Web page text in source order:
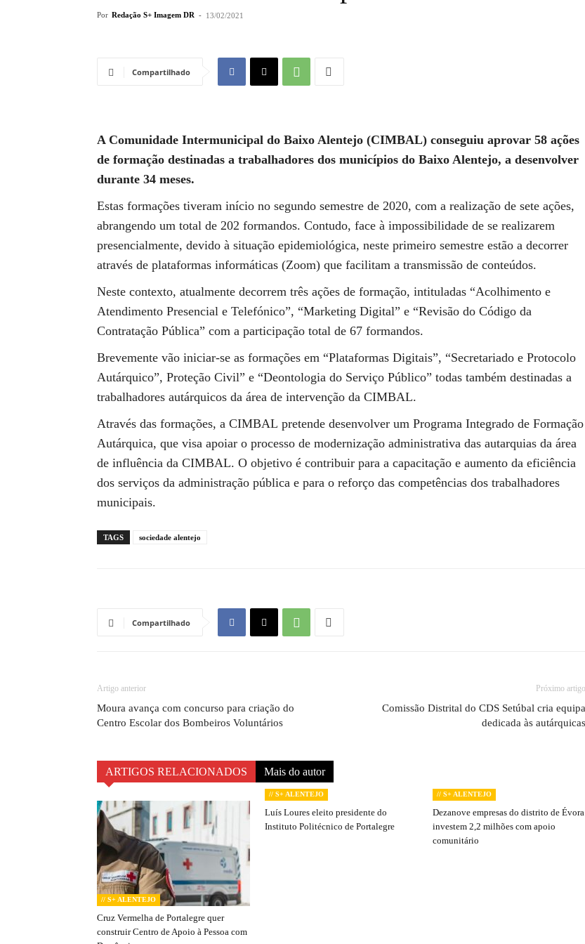
Por Redação S+ Imagem DR - 13/02/2021
Compartilhado
A Comunidade Intermunicipal do Baixo Alentejo (CIMBAL) conseguiu aprovar 58 ações
de formação destinadas a trabalhadores dos municípios do Baixo Alentejo, a desenvolver
durante 34 meses.
Estas formações tiveram início no segundo semestre de 2020, com a realização de sete ações,
abrangendo um total de 202 formandos. Contudo, face à impossibilidade de se realizarem
presencialmente, devido à situação epidemiológica, neste primeiro semestre estão a decorrer
através de plataformas informáticas (Zoom) que facilitam a transmissão de conteúdos.
Neste contexto, atualmente decorrem três ações de formação, intituladas “Acolhimento e
Atendimento Presencial e Telefónico”, “Marketing Digital” e “Revisão do Código da
Contratação Pública” com a participação total de 67 formandos.
Brevemente vão iniciar-se as formações em “Plataformas Digitais”, “Secretariado e Protocolo
Autárquico”, Proteção Civil” e “Deontologia do Serviço Público” todas também destinadas a
trabalhadores autárquicos da área de intervenção da CIMBAL.
Através das formações, a CIMBAL pretende desenvolver um Programa Integrado de Formação
Autárquica, que visa apoiar o processo de modernização administrativa das autarquias da área
de influência da CIMBAL. O objetivo é contribuir para a capacitação e aumento da eficiência
dos serviços da administração pública e para o reforço das competências dos trabalhadores
municipais.
TAGS sociedade alentejo
Compartilhado
Artigo anterior
Moura avança com concurso para criação do
Centro Escolar dos Bombeiros Voluntários
Próximo artigo
Comissão Distrital do CDS Setúbal cria equipa
dedicada às autárquicas
ARTIGOS RELACIONADOS Mais do autor
// S+ ALENTEJO
Cruz Vermelha de Portalegre quer
construir Centro de Apoio à Pessoa com
// S+ ALENTEJO
Luís Loures eleito presidente do
Instituto Politécnico de Portalegre
// S+ ALENTEJO
Dezanove empresas do distrito de Évora
investem 2,2 milhões com apoio
comunitário